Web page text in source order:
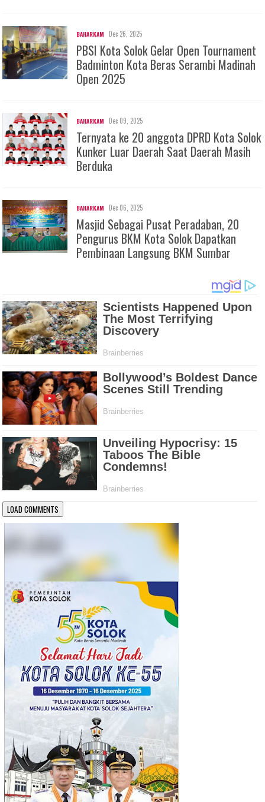
BAHARKAM Dec 26, 2025
PBSI Kota Solok Gelar Open Tournament
Badminton Kota Beras Serambi Madinah
Open 2025
BAHARKAM Dec 09, 2025
Ternyata ke 20 anggota DPRD Kota Solok
Kunker Luar Daerah Saat Daerah Masih
Berduka
BAHARKAM Dec 06, 2025
Masjid Sebagai Pusat Peradaban, 20
Pengurus BKM Kota Solok Dapatkan
Pembinaan Langsung BKM Sumbar
LOAD COMMENTS